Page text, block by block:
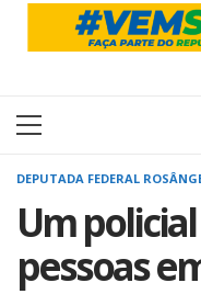
Primary
DEPUTADA FEDERAL
Um
pessoas